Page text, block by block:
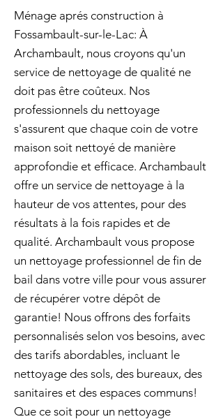
Ménage aprés construction à
Fossambault-sur-le-Lac: À
Archambault, nous croyons qu'un
service de nettoyage de qualité ne
doit pas être coûteux. Nos
professionnels du nettoyage
s'assurent que chaque coin de votre
maison soit nettoyé de manière
approfondie et efficace. Archambault
offre un service de nettoyage à la
hauteur de vos attentes, pour des
résultats à la fois rapides et de
qualité. Archambault vous propose
un nettoyage professionnel de fin de
bail dans votre ville pour vous assurer
de récupérer votre dépôt de
garantie! Nous offrons des forfaits
personnalisés selon vos besoins, avec
des tarifs abordables, incluant le
nettoyage des sols, des bureaux, des
sanitaires et des espaces communs!
Que ce soit pour un nettoyage